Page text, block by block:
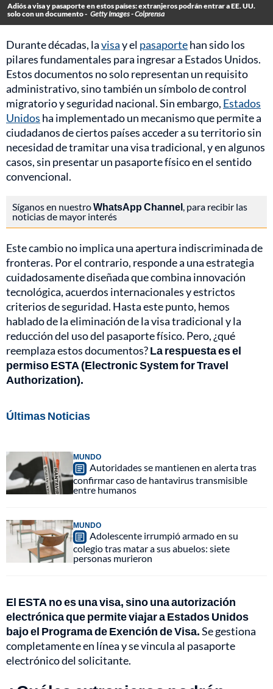
Adiós a visa y pasaporte en estos países: extranjeros podrán entrar a EE. UU.
solo con un documento - Getty Images - Colprensa
Durante décadas, lavisay el pasaportehan sido los
pilares fundamentales para ingresar a Estados Unidos.
Estos documentos no solo representan un requisito
administrativo, sino también un símbolo de control
migratorio y seguridad nacional. Sin embargo, Estados
Unidos ha implementado un mecanismo que permite a
ciudadanos de ciertos países acceder a su territorio sin
necesidad de tramitar una visa tradicional, y en algunos
casos, sin presentar un pasaporte físico en el sentido
convencional.
Síganos en nuestroWhatsApp Channel, para recibir las
noticias de mayor interés
Este cambio no implica una apertura indiscriminada de
fronteras. Por el contrario, responde a una estrategia
cuidadosamente diseñada que combina innovación
tecnológica, acuerdos internacionales y estrictos
criterios de seguridad. Hasta este punto, hemos
hablado de la eliminación de la visa tradicional y la
reducción del uso del pasaporte físico. Pero, ¿qué
reemplaza estos documentos?La respuesta es el
permiso ESTA (Electronic System for Travel
Authorization).
Últimas Noticias
MUNDO
Autoridades se mantienen en alerta tras
confirmar caso de hantavirus transmisible
entre humanos
MUNDO
Adolescente irrumpió armado en su
colegio tras matar a sus abuelos: siete
personas murieron
El ESTA no es una visa, sino una autorización
electrónica que permite viajar a Estados Unidos
bajo el Programa de Exención de Visa.Se gestiona
completamente en línea y se vincula al pasaporte
electrónico del solicitante.